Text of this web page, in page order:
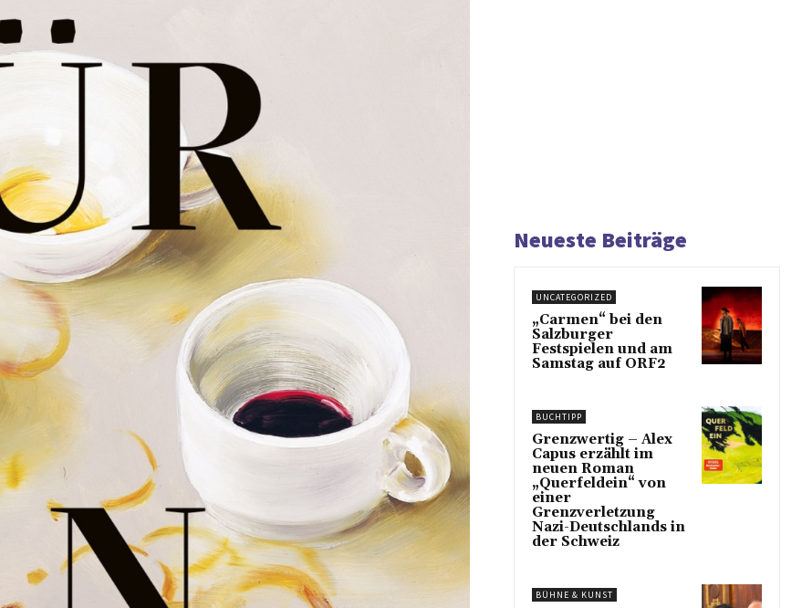
Neueste Beiträge
UNCATEGORIZED
„Carmen“ bei den
Salzburger
Festspielen und am
Samstag auf ORF2
BUCHTIPP
Grenzwertig – Alex
Capus erzählt im
neuen Roman
„Querfeldein“ von
einer
Grenzverletzung
Nazi-Deutschlands in
der Schweiz
BÜHNE & KUNST